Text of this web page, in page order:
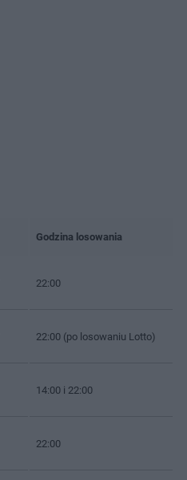
Godzina losowania
22:00
22:00 (po losowaniu Lotto)
14:00 i 22:00
22:00